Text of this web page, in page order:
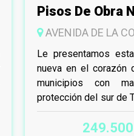
Pisos De Obra
AVENIDA DE LA
Le presentamos
nueva en el corazón
municipios con
protección del sur de
en una ubicación